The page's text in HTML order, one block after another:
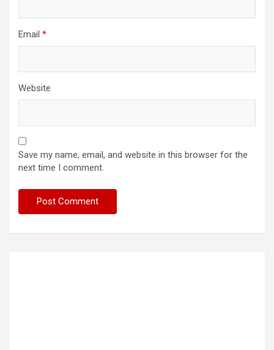
Email *
Website
Save my name, email, and website in this browser for the
next time I comment.